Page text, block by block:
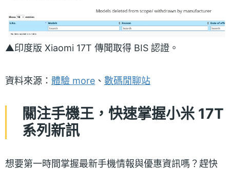
▲印度版 Xiaomi 17T 傳聞取得 BIS 認證。
資料來源： 體驗 more 、 數碼閒聊站
關注手機王，快速掌握小米 17T
系列新訊
想要第一時間掌握最新手機情報與優惠資訊嗎？趕快